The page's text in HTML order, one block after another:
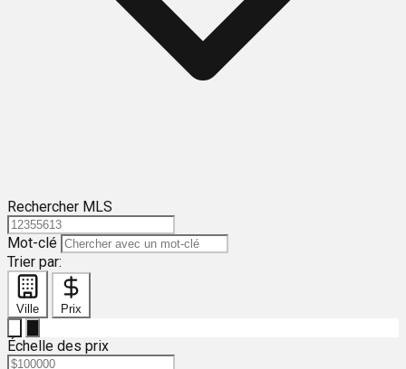
Rechercher MLS
Mot-clé
Trier par:
Ville Prix
Échelle des prix